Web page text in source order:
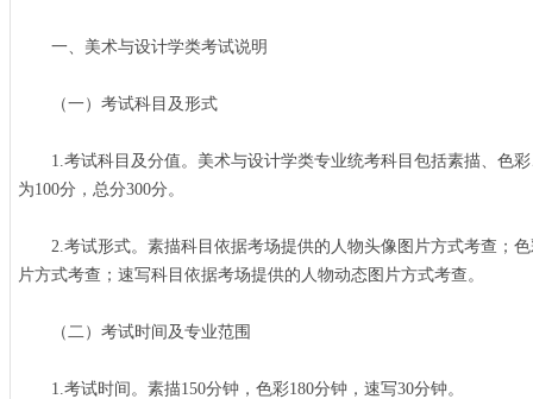
一、美术与设计学类考试说明
（一）考试科目及形式
1.考试科目及分值。美术与设计学类专业统考科目包括素描、色彩
为100分，总分300分。
2.考试形式。素描科目依据考场提供的人物头像图片方式考查；色
片方式考查；速写科目依据考场提供的人物动态图片方式考查。
（二）考试时间及专业范围
1.考试时间。素描150分钟，色彩180分钟，速写30分钟。